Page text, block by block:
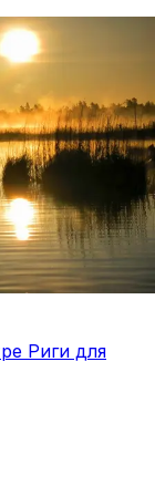
Риги для